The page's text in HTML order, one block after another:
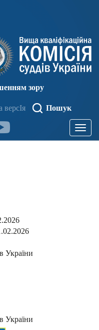
зору
версІя Пошук
Toggle
України
України